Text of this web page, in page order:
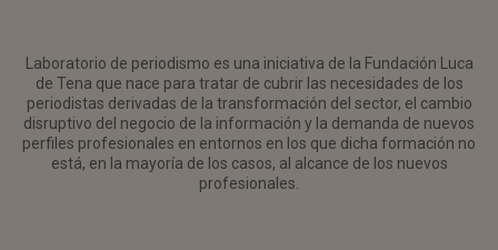
Laboratorio de periodismo es una iniciativa de la Fundación Luca
de Tena que nace para tratar de cubrir las necesidades de los
periodistas derivadas de la transformación del sector, el cambio
disruptivo del negocio de la información y la demanda de nuevos
perfiles profesionales en entornos en los que dicha formación no
está, en la mayoría de los casos, al alcance de los nuevos
profesionales.